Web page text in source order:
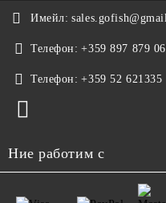
Имейл:
Телефон: +359 897 879
Телефон: +359 52 621335
Ние работим с